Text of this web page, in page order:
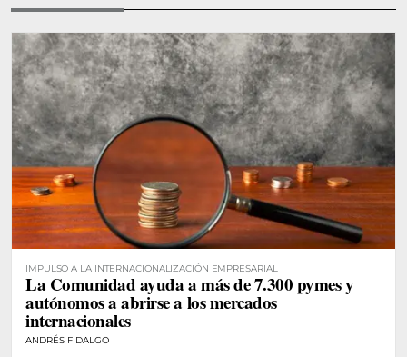
IMPULSO A LA INTERNACIONALIZACIÓN EMPRESARIAL
La Comunidad ayuda a más de 7.300 pymes y
autónomos a abrirse a los mercados
internacionales
ANDRÉS FIDALGO